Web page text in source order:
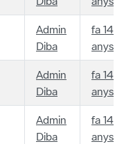
Admin
Diba
fa 14
anys
Admin
Diba
fa 14
anys
Admin
Diba
fa 14
anys